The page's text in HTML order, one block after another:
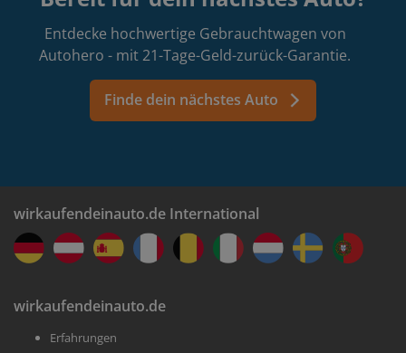
Entdecke hochwertige Gebrauchtwagen von
Autohero - mit 21-Tage-Geld-zurück-Garantie.
Finde dein nächstes Auto
wirkaufendeinauto.de International
wirkaufendeinauto.de
Erfahrungen